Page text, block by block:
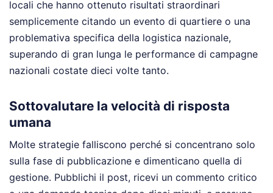
locali che hanno ottenuto risultati straordinari
semplicemente citando un evento di quartiere o una
problemativa specifica della logistica nazionale,
superando di gran lunga le performance di campagne
nazionali costate dieci volte tanto.
Sottovalutare la velocità di risposta
umana
Molte strategie falliscono perché si concentrano solo
sulla fase di pubblicazione e dimenticano quella di
gestione. Pubblichi il post, ricevi un commento critico